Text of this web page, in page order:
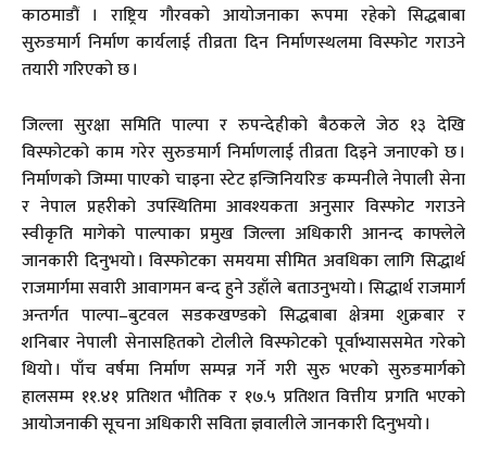
काठमाडौं । राष्ट्रिय गौरवको आयोजनाका रूपमा रहेको सिद्धबाबा
सुरुङमार्ग निर्माण कार्यलाई तीव्रता दिन निर्माणस्थलमा विस्फोट गराउने
तयारी गरिएको छ ।
जिल्ला सुरक्षा समिति पाल्पा र रुपन्देहीको बैठकले जेठ १३ देखि
विस्फोटको काम गरेर सुरुङमार्ग निर्माणलाई तीव्रता दिइने जनाएको छ ।
निर्माणको जिम्मा पाएको चाइना स्टेट इन्जिनियरिङ कम्पनीले नेपाली सेना
र नेपाल प्रहरीको उपस्थितिमा आवश्यकता अनुसार विस्फोट गराउने
स्वीकृति मागेको पाल्पाका प्रमुख जिल्ला अधिकारी आनन्द काफ्लेले
जानकारी दिनुभयो । विस्फोटका समयमा सीमित अवधिका लागि सिद्धार्थ
राजमार्गमा सवारी आवागमन बन्द हुने उहाँले बताउनुभयो । सिद्धार्थ राजमार्ग
अन्तर्गत पाल्पा–बुटवल सडकखण्डको सिद्धबाबा क्षेत्रमा शुक्रबार र
शनिबार नेपाली सेनासहितको टोलीले विस्फोटको पूर्वाभ्याससमेत गरेको
थियो । पाँच वर्षमा निर्माण सम्पन्न गर्ने गरी सुरु भएको सुरुङमार्गको
हालसम्म ११.४१ प्रतिशत भौतिक र १७.५ प्रतिशत वित्तीय प्रगति भएको
आयोजनाकी सूचना अधिकारी सविता ज्ञवालीले जानकारी दिनुभयो ।